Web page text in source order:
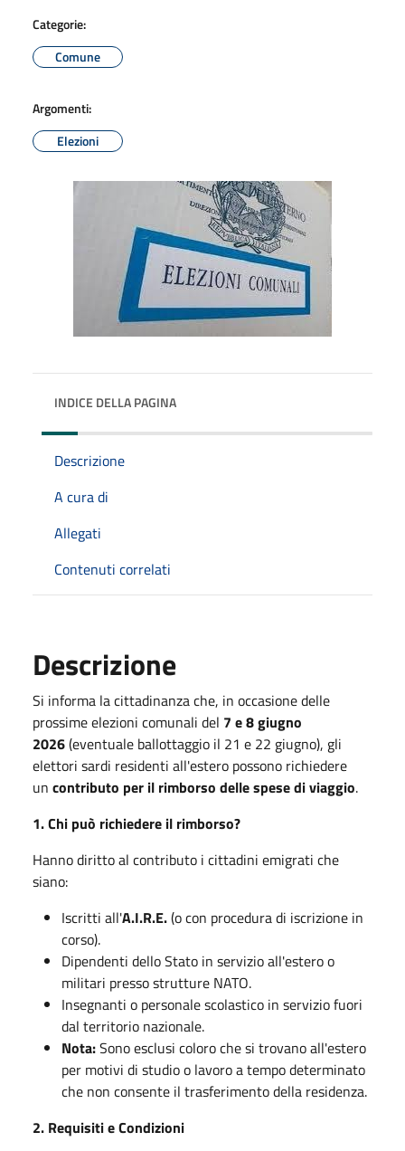
Categorie:
Comune
Argomenti:
Elezioni
INDICE DELLA PAGINA
Descrizione
A cura di
Allegati
Contenuti correlati
Descrizione
Si informa la cittadinanza che, in occasione delle
prossime elezioni comunali del 7 e 8 giugno
2026(eventuale ballottaggio il 21 e 22 giugno), gli
elettori sardi residenti all'estero possono richiedere
un contributo per il rimborso delle spese di viaggio.
1. Chi può richiedere il rimborso?
Hanno diritto al contributo i cittadini emigrati che
siano:
Iscritti all'A.I.R.E.(o con procedura di iscrizione in
corso).
Dipendenti dello Stato in servizio all'estero o
militari presso strutture NATO.
Insegnanti o personale scolastico in servizio fuori
dal territorio nazionale.
Nota:Sono esclusi coloro che si trovano all'estero
per motivi di studio o lavoro a tempo determinato
che non consente il trasferimento della residenza.
2. Requisiti e Condizioni